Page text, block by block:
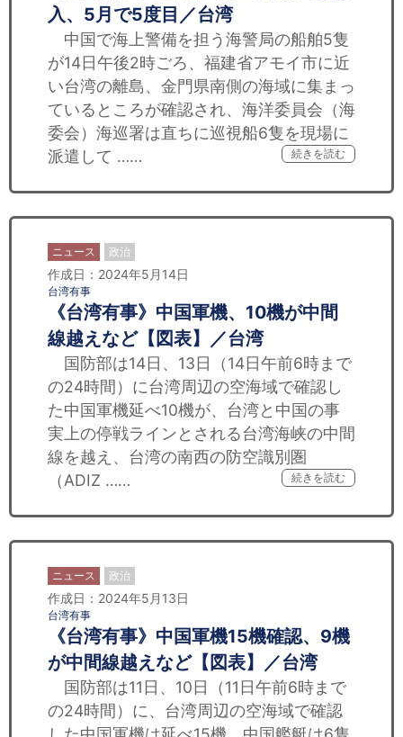
入、5月で5度目／台湾
中国で海上警備を担う海警局の船舶5隻
が14日午後2時ごろ、福建省アモイ市に近
い台湾の離島、金門県南側の海域に集まっ
ているところが確認され、海洋委員会（海
委会）海巡署は直ちに巡視船6隻を現場に
派遣して ……
続きを読む
ニュース 政治
作成日：2024年5月14日
台湾有事
《台湾有事》中国軍機、10機が中間
線越えなど【図表】／台湾
国防部は14日、13日（14日午前6時まで
の24時間）に台湾周辺の空海域で確認し
た中国軍機延べ10機が、台湾と中国の事
実上の停戦ラインとされる台湾海峡の中間
線を越え、台湾の南西の防空識別圏
（ADIZ ……
続きを読む
ニュース 政治
作成日：2024年5月13日
台湾有事
《台湾有事》中国軍機15機確認、9機
が中間線越えなど【図表】／台湾
国防部は11日、10日（11日午前6時まで
の24時間）に、台湾周辺の空海域で確認